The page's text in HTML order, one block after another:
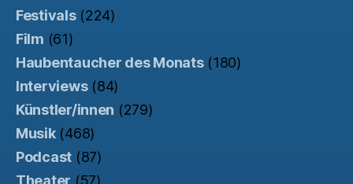
Festivals(224)
Film (61)
Haubentaucher des Monats(180)
Interviews(84)
Künstler/innen (279)
Musik(468)
Podcast (87)
Theater (57)